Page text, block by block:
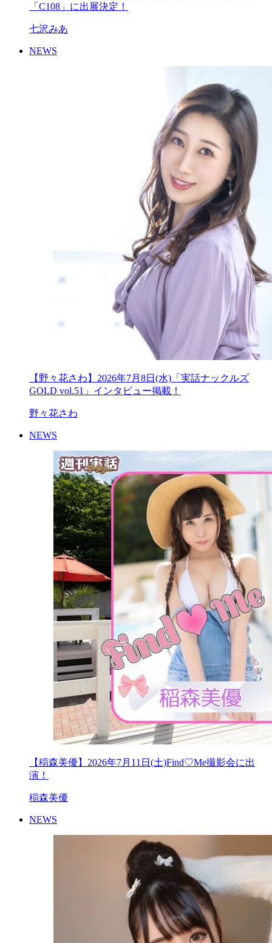
「C108」に出展決定！
七沢みあ
NEWS
【野々花さわ】2026年7月8日(水)「実話ナックルズ
GOLD vol.51」インタビュー掲載！
野々花さわ
NEWS
【稲森美優】2026年7月11日(土)Find♡Me撮影会に出
演！
稲森美優
NEWS